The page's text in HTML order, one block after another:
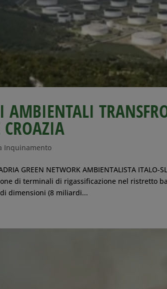
AMBIENTALI
Inquinamento
GREEN NETWORK AMBIENTALISTA
di terminali di rigassificazione nel ristretto
dimensioni (8 miliardi...